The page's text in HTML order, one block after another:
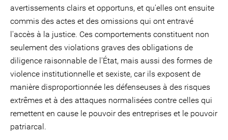
avertissements clairs et opportuns, et qu'elles ont ensuite
commis des actes et des omissions qui ont entravé
l'accès à la justice. Ces comportements constituent non
seulement des violations graves des obligations de
diligence raisonnable de l'État, mais aussi des formes de
violence institutionnelle et sexiste, car ils exposent de
manière disproportionnée les défenseuses à des risques
extrêmes et à des attaques normalisées contre celles qui
remettent en cause le pouvoir des entreprises et le pouvoir
patriarcal.